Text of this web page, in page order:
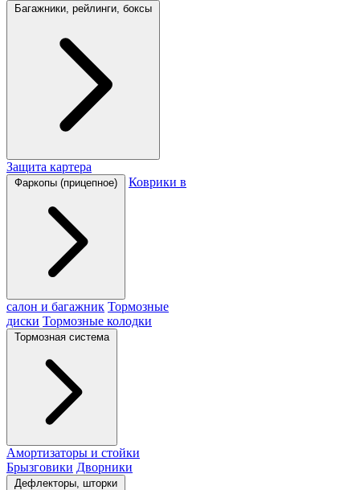
Багажники, рейлинги, боксы
Защита картера
Фаркопы (прицепное) Коврики в
салон и багажник Тормозные
диски Тормозные колодки
Тормозная система
Амортизаторы и стойки
Брызговики Дворники
Дефлекторы, шторки